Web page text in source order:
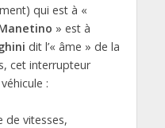
qui est à «
» est à
dit l’« âme » de la
cet interrupteur
:
de vitesses,